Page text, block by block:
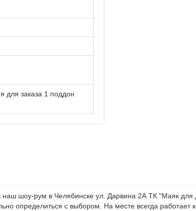
для заказа 1 поддон
шоу-рум в Челябинске ул. Дарвина 2А ТК "Маяк для
определиться с выбором. На месте всегда работает